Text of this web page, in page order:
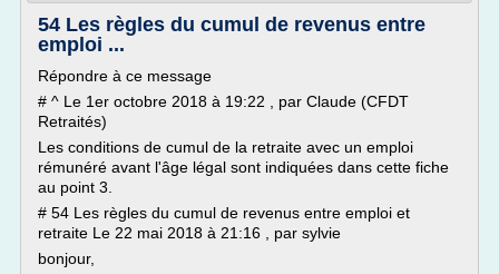
54 Les règles du cumul de revenus entre
emploi ...
Répondre à ce message
# ^ Le 1er octobre 2018 à 19:22 , par Claude (CFDT
Retraités)
Les conditions de cumul de la retraite avec un emploi
rémunéré avant l'âge légal sont indiquées dans cette fiche
au point 3.
# 54 Les règles du cumul de revenus entre emploi et
retraite Le 22 mai 2018 à 21:16 , par sylvie
bonjour,